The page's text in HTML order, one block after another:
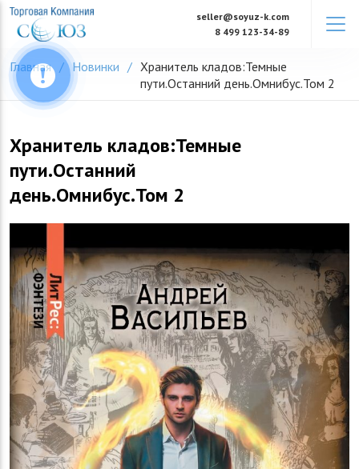
Skip
content
seller@soyuz-k.com
8 499 123-34-89
Главная Новинки
Хранитель кладов:Темные
пути.Останний день.Омнибус.Том 2
Хранитель кладов:Темные
пути.Останний
день.Омнибус.Том 2